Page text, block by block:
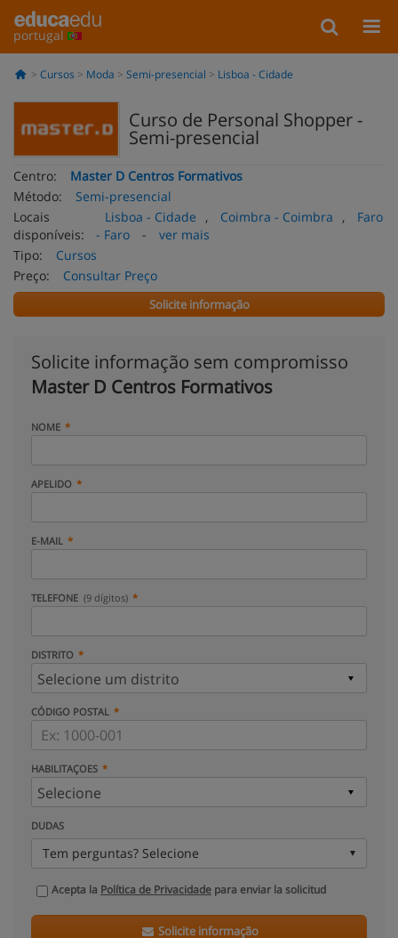
portugal
Cursos Moda Semi-presencial Lisboa - Cidade
Curso de Personal Shopper -
Semi-presencial
Centro:
Master D Centros Formativos
Método:
Semi-presencial
Locais
disponíveis:
Lisboa - Cidade , Coimbra - Coimbra ,
Faro
- Faro
-
ver mais
Tipo:
Cursos
Preço:
Consultar Preço
Solicite informação
Solicite informação sem compromisso
Master D Centros Formativos
NOME
APELIDO
E-MAIL
TELEFONE (9 dígitos)
DISTRITO
CÓDIGO POSTAL
HABILITAÇOES
DUDAS
Tem perguntas? Selecione
Acepta la Política de Privacidade para enviar la solicitud
Solicite informação